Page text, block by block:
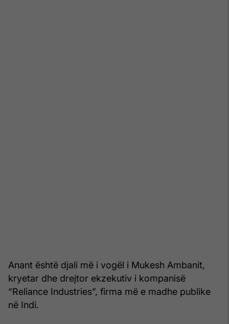
Anant është djali më i vogël i Mukesh Ambanit,
kryetar dhe drejtor ekzekutiv i kompanisë
“Reliance Industries”, firma më e madhe publike
në Indi.